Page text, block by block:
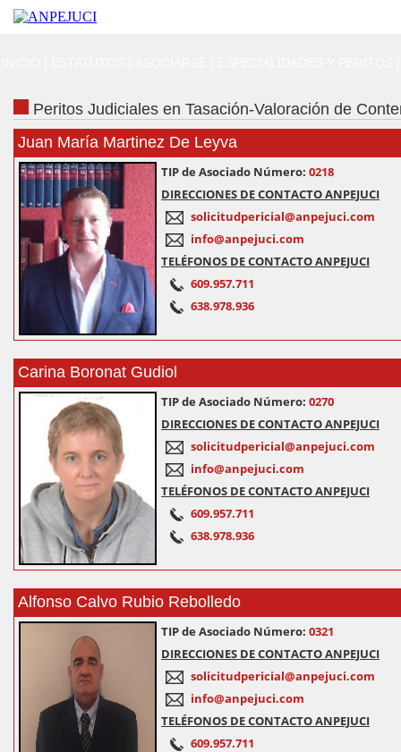
Peritos Judiciales en Tasación-Valoración de
Juan María Martinez De Leyva
TIP de Asociado Número: 0218
DIRECCIONES DE CONTACTO ANPEJUCI
solicitudpericial@anpejuci.com
info@anpejuci.com
TELÉFONOS DE CONTACTO ANPEJUCI
609.957.711
638.978.936
Carina Boronat Gudiol
TIP de Asociado Número: 0270
DIRECCIONES DE CONTACTO ANPEJUCI
solicitudpericial@anpejuci.com
info@anpejuci.com
TELÉFONOS DE CONTACTO ANPEJUCI
609.957.711
638.978.936
Alfonso Calvo Rubio Rebolledo
TIP de Asociado Número: 0321
DIRECCIONES DE CONTACTO ANPEJUCI
solicitudpericial@anpejuci.com
info@anpejuci.com
TELÉFONOS DE CONTACTO ANPEJUCI
609.957.711